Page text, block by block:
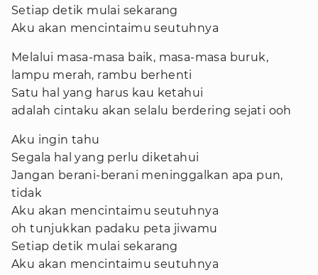
Setiap detik mulai sekarang
Aku akan mencintaimu seutuhnya
Melalui masa-masa baik, masa-masa buruk,
lampu merah, rambu berhenti
Satu hal yang harus kau ketahui
adalah cintaku akan selalu berdering sejati ooh
Aku ingin tahu
Segala hal yang perlu diketahui
Jangan berani-berani meninggalkan apa pun,
tidak
Aku akan mencintaimu seutuhnya
oh tunjukkan padaku peta jiwamu
Setiap detik mulai sekarang
Aku akan mencintaimu seutuhnya